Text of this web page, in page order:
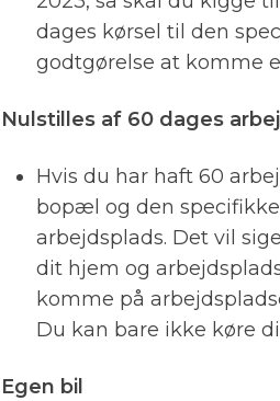
dages kørsel til den
godtgørelse at komme
Nulstilles af 60 dages
Hvis du har haft 60
bopæl og den
arbejdsplads. Det vil
dit hjem og
komme på
Du kan bare ikke køre
Egen bil